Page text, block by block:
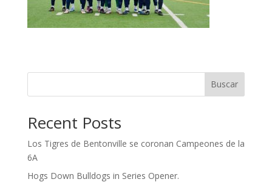
Buscar
Recent Posts
Los Tigres de Bentonville se coronan Campeones de la
6A
Hogs Down Bulldogs in Series Opener.